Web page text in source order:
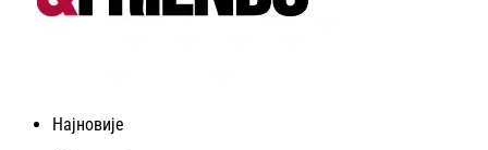
Најновије